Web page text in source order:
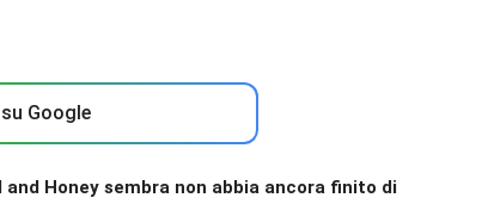
Google
Honey sembra non abbia ancora finito di